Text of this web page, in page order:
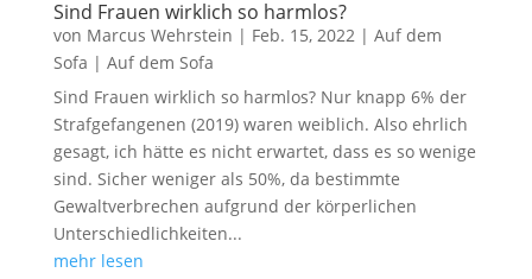
Sind Frauen wirklich so harmlos?
von Marcus Wehrstein | Feb. 15, 2022| Auf dem
Sofa | Auf dem Sofa
Sind Frauen wirklich so harmlos? Nur knapp 6% der
Strafgefangenen (2019) waren weiblich. Also ehrlich
gesagt, ich hätte es nicht erwartet, dass es so wenige
sind. Sicher weniger als 50%, da bestimmte
Gewaltverbrechen aufgrund der körperlichen
Unterschiedlichkeiten...
mehr lesen